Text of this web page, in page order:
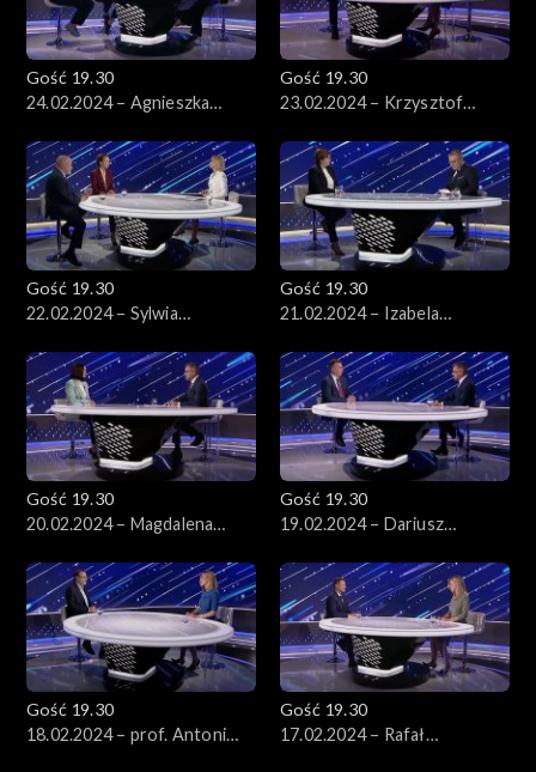
Gość 19.30
24.02.2024 – Agnieszka
Wacławik
Gość 19.30
23.02.2024 – Krzysztof
Gość 19.30
22.02.2024 – Sylwia
Gąciarek
Gość 19.30
21.02.2024 – Izabela
Gość 19.30
20.02.2024 – Magdalena
Gość 19.30
19.02.2024 – Dariusz
Gość 19.30
18.02.2024 – prof. Antoni
Gość 19.30
17.02.2024 – Rafał